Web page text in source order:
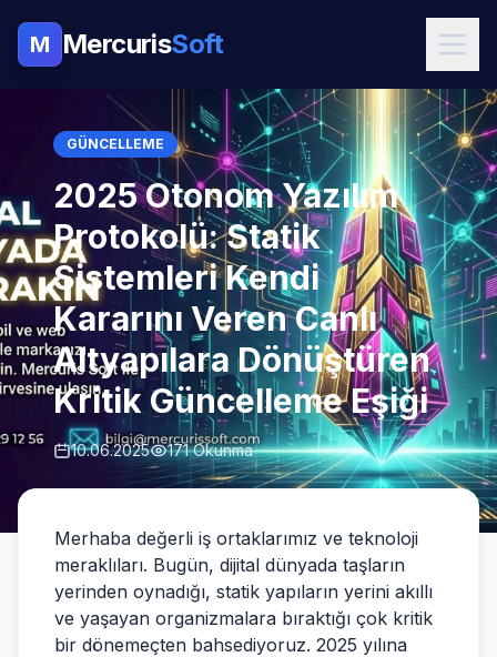
M MercurisSoft
GÜNCELLEME
2025 Otonom Yazılım
Protokolü: Statik
Sistemleri Kendi
Kararını Veren Canlı
Altyapılara Dönüştüren
Kritik Güncelleme Eşiği
10.06.2025 171 Okunma
Merhaba değerli iş ortaklarımız ve teknoloji
meraklıları. Bugün, dijital dünyada taşların
yerinden oynadığı, statik yapıların yerini akıllı
ve yaşayan organizmalara bıraktığı çok kritik
bir dönemeçten bahsediyoruz. 2025 yılına